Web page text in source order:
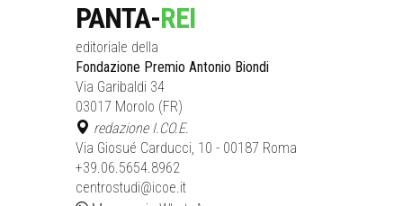
PANTA-REI
editoriale della
Fondazione Premio Antonio Biondi
Via Garibaldi 34
03017 Morolo (FR)
redazione I.CO.E.
Via Giosué Carducci, 10 - 00187 Roma
+39.06.5654.8962
centrostudi@icoe.it